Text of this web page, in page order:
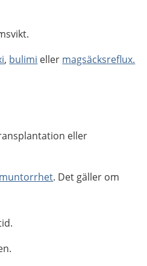
, bulimi eller magsäcksreflux.
eller
muntorrhet. Det gäller om